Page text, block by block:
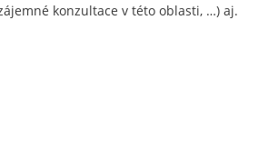
konzultace v této oblasti, …) aj.